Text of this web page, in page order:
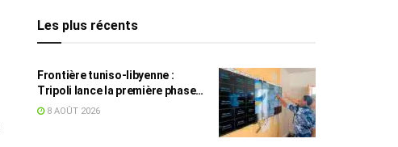
Les plus récents
Frontière tuniso-libyenne :
Tripoli lance la première phase
d’un système de surveillance sur
8 AOÛT 2026